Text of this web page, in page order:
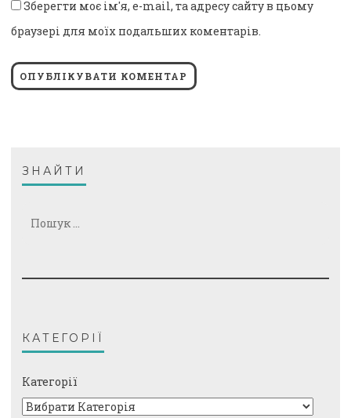
Зберегти моє ім'я, e-mail, та адресу сайту в цьому
браузері для моїх подальших коментарів.
ЗНАЙТИ
КАТЕГОРІЇ
Категорії